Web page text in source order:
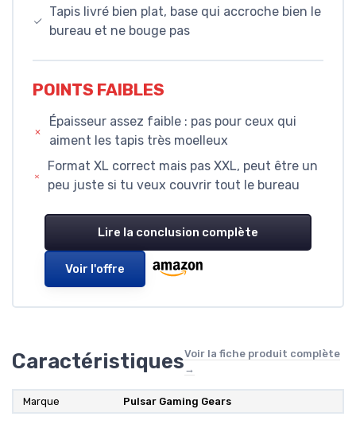
Tapis livré bien plat, base qui accroche bien le
bureau et ne bouge pas
POINTS FAIBLES
Épaisseur assez faible : pas pour ceux qui
aiment les tapis très moelleux
Format XL correct mais pas XXL, peut être un
peu juste si tu veux couvrir tout le bureau
Lire la conclusion complète
Voir l'offre
CaractéristiquesVoir la fiche produit complète
→
Marque Pulsar Gaming Gears